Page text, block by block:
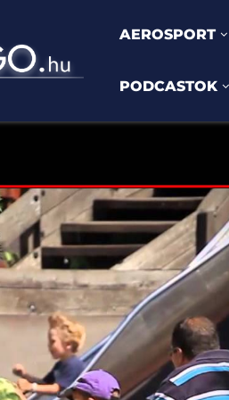
AEROSPORT
PODCASTOK